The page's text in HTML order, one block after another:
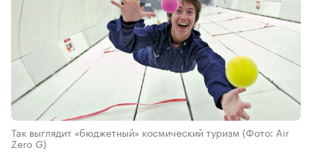
Так выглядит «бюджетный» космический туризм (Фото: Air
Zero G)